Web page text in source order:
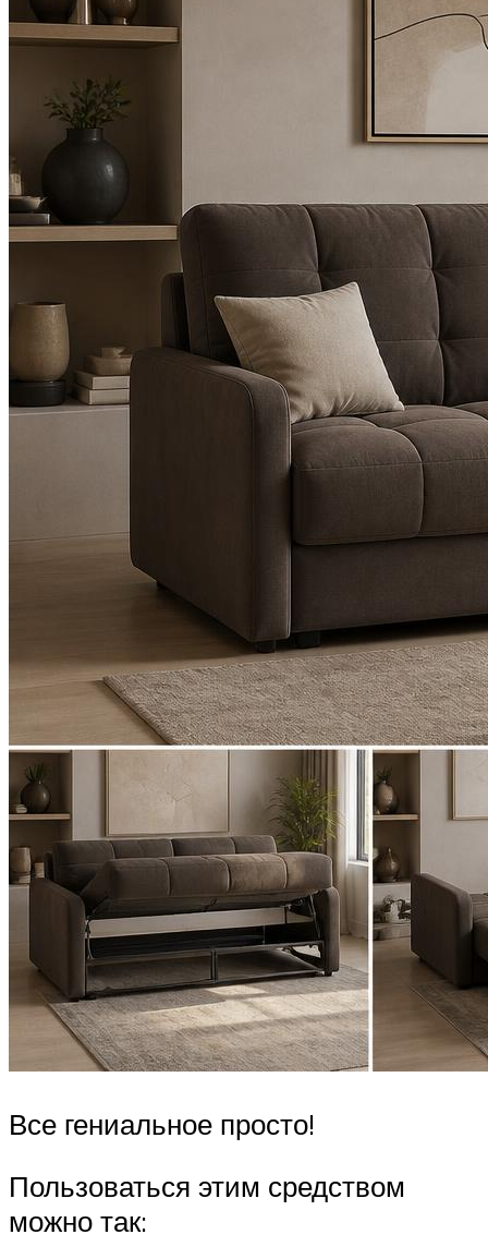
Все гениальное просто!
Пользоваться этим средством
можно так: